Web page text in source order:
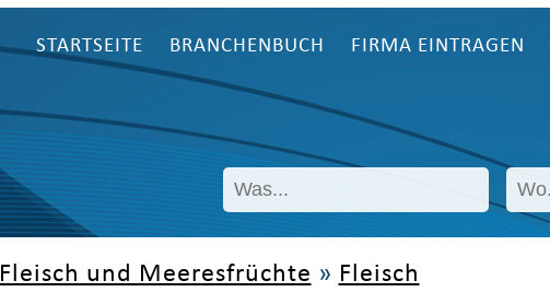
STARTSEITE BRANCHENBUCH FIRMA EINTRAGEN
Fleisch und Meeresfrüchte » Fleisch